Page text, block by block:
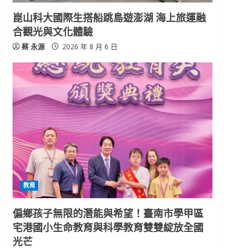
崑山科大國際生搭船跳島遊澎湖 海上旅運融
合觀光與文化體驗
蔡 永源 2026 年 8 月 6 日
教育
偏鄉孩子無限的潛能與希望！臺南市學甲區
宅港國小生命教育與科學教育雙雙綻放全國
光芒